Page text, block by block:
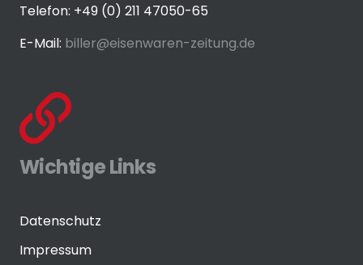
Telefon: +49 (0) 211 47050-65
E-Mail: biller@eisenwaren-zeitung.de
Wichtige Links
Datenschutz
Impressum